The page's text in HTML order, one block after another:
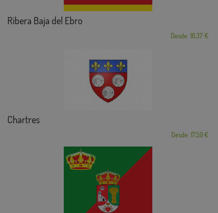
Ribera Baja del Ebro
Desde: 18,37 €
Chartres
Desde: 17,59 €